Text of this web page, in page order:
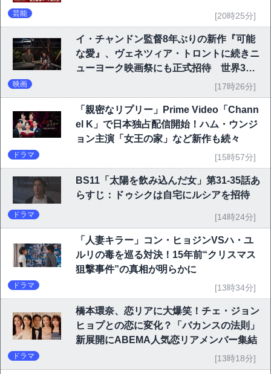
芸能 [20時25分]
イ・チャンドン監督8年ぶりの新作『可能
な愛』、ヴェネツィア・トロントに続きニ
ューヨーク映画祭にも正式招待 世界3大
映画 [17時26分]
「親密なリプリー」Prime Video「Chann
el K」で日本独占配信開始！ハム・ウンジ
ョン主演「女王の家」など新作も続々
ドラマ [15時57分]
BS11「太陽を飲み込んだ女」第31-35話あ
らすじ：ドゥシクは自宅にルシアを招待
ドラマ [14時24分]
「人妻キラー」コン・ヒョジンVSハ・ユ
ルリの毒を巡る対決！15年前“クリスマス
狙撃事件”の真相が明らかに
ドラマ [13時34分]
橋本環奈、恋リアに大爆笑！チェ・ジョン
ヒョプとの恋に変化？「バカンスの法則」
新展開にABEMA人気恋リアメンバー集結
ドラマ [13時18分]